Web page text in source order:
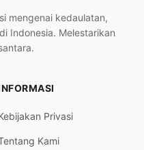
mengenai kedaulatan,
Indonesia. Melestarikan
Privasi
Kami